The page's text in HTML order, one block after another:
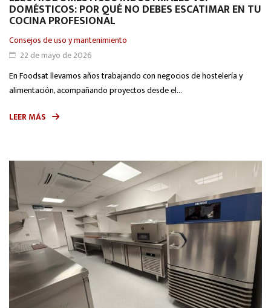
DOMÉSTICOS: POR QUÉ NO DEBES ESCATIMAR EN TU
COCINA PROFESIONAL
Consejos de uso y mantenimiento
22 de mayo de 2026
En Foodsat llevamos años trabajando con negocios de hostelería y
alimentación, acompañando proyectos desde el...
LEER MÁS